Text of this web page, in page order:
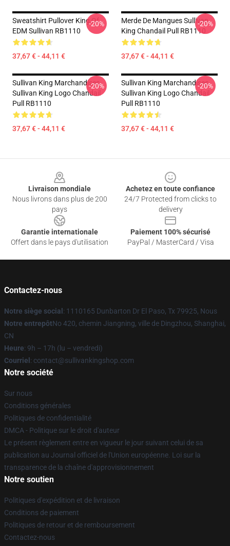
Sweatshirt Pullover King Of
EDM Sullivan RB1110
37,67 € - 44,11 €
-20%
Merde De Mangues Sullivan
King Chandail Pull RB1110
37,67 € - 44,11 €
-20%
Sullivan King Marchandises
Sullivan King Logo Chandail
Pull RB1110
37,67 € - 44,11 €
-20%
Sullivan King Marchandises
Sullivan King Logo Chandail
Pull RB1110
37,67 € - 44,11 €
-20%
Livraison mondiale
Nous livrons dans plus de 200
pays
Achetez en toute confiance
24/7 Protected from clicks to
delivery
Garantie internationale
Offert dans le pays d'utilisation
Paiement 100% sécurisé
PayPal / MasterCard / Visa
Contactez-nous
Notre siège social : 1110165 Dunbarton Dr El Paso, Tx 79925, Nous
Notre entrepôtNo 420, chemin Jiangning, ville de Dingzhou, Shanghai,
CN
Heure: 9h – 17h (lu – vendredi)
Courriel : contact@sullivankingshop.com
Notre société
Sur nous
Conditions générales
Politiques de confidentialité
DMCA - Politique sur le droit d'auteur
Le présent règlement entre en vigueur le jour suivant celui de sa
publication au Journal officiel de l'Union européenne. Loi sur la
transparence de la chaîne d'approvisionnement
Notre soutien
Politiques d'expédition et de livraison
Conditions de paiement
Politiques de retour et de remboursement
Contactez-nous